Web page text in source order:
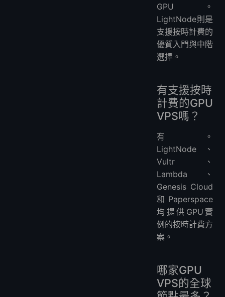
GPU。
LightNode則是
支援按時計費的
優質入門與中階
選擇。
有支援按時
計費的GPU
VPS嗎？
有。
LightNode、
Vultr、
Lambda、
Genesis Cloud
和Paperspace
均提供GPU實
例的按時計費方
案。
哪家GPU
VPS的全球